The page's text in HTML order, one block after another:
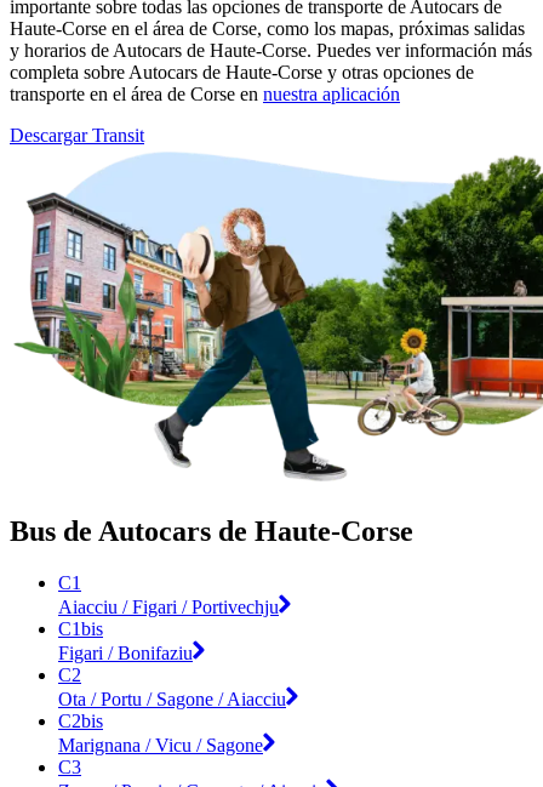
importante sobre todas las opciones de transporte de Autocars de
Haute-Corse en el área de Corse, como los mapas, próximas salidas
y horarios de Autocars de Haute-Corse. Puedes ver información más
completa sobre Autocars de Haute-Corse y otras opciones de
transporte en el área de Corse en nuestra aplicación
Descargar Transit
Bus de Autocars de Haute-Corse
C1
Aiacciu / Figari / Portivechju
C1bis
Figari / Bonifaziu
C2
Ota / Portu / Sagone / Aiacciu
C2bis
Marignana / Vicu / Sagone
C3